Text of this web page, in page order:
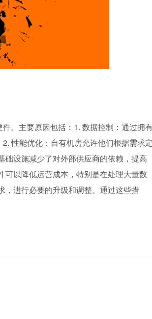
。主要原因包括：1. 数据控制：通过拥
性能优化：自有机房允许他们根据需求定
设施减少了对外部供应商的依赖，提高
可以降低运营成本，特别是在处理大量数
，进行必要的升级和调整。通过这些措